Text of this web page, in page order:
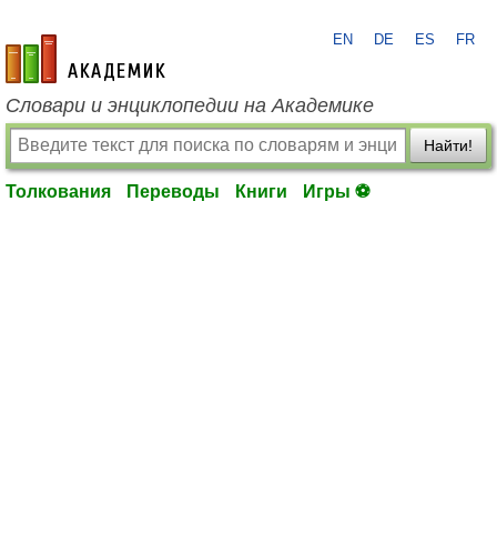
academic.ru
EN DE ES FR
Словари и энциклопедии на Академике
Найти!
Толкования Переводы Книги Игры ⚽